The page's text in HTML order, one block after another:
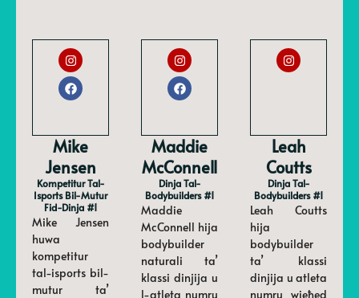
Mike
Jensen
Kompetitur Tal-
Isports Bil-Mutur
Fid-Dinja #1
Mike Jensen
huwa
kompetitur
tal-isports bil-
mutur ta’
Maddie
McConnell
Dinja Tal-
Bodybuilders #1
Maddie
McConnell hija
bodybuilder
naturali ta’
klassi dinjija u
l-atleta numru
Leah
Coutts
Dinja Tal-
Bodybuilders #1
Leah Coutts
hija
bodybuilder
ta’ klassi
dinjija u atleta
numru wieħed